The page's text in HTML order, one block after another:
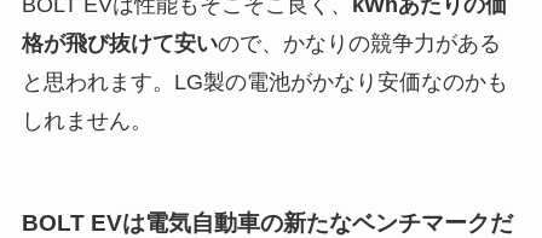
格が飛び抜けて安いので、かなりの競争力がある
と思われます。LG製の電池がかなり安価なのかも
しれません。
BOLT EVは電気自動車の新たなベンチマークだ